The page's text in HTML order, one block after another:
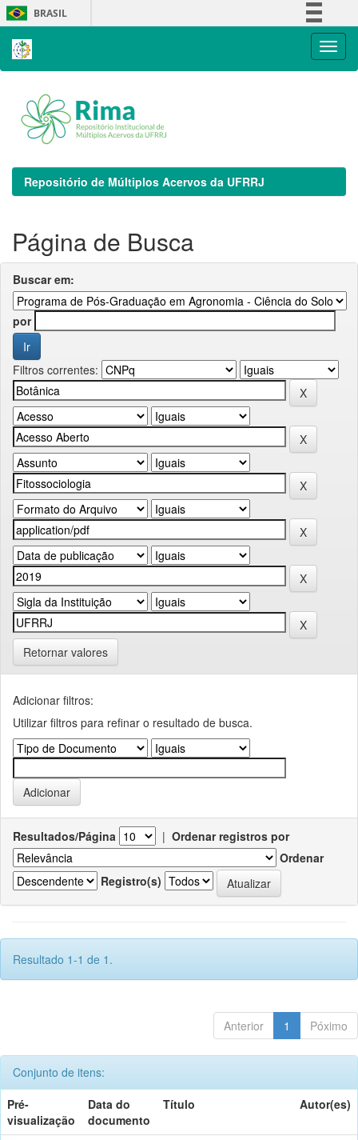
Skip
navigation
BRASIL
Repositório de Múltiplos Acervos da UFRRJ
Página de Busca
Buscar em:
por
Filtros correntes:
Retornar valores
Adicionar filtros:
Utilizar filtros para refinar o resultado de busca.
Resultados/Página | Ordenar registros por
Ordenar
Registro(s)
Resultado 1-1 de 1.
Anterior 1 Póximo
Conjunto de itens:
Pré-
visualização
Data do
documento
Título Autor(es)